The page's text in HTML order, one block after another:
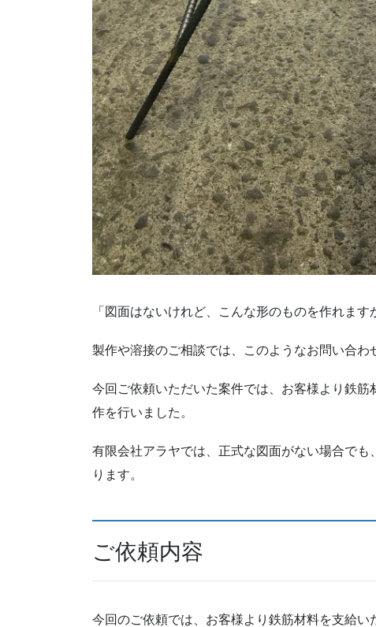
「図面はないけれど、こんな形のものを作れます
製作や溶接のご相談では、このようなお問い合わ
今回ご依頼いただいた案件では、お客様より鉄
作を行いました。
有限会社アラヤでは、正式な図面がない場合で
ります。
ご依頼内容
今回のご依頼では、お客様より鉄筋材料を支給い